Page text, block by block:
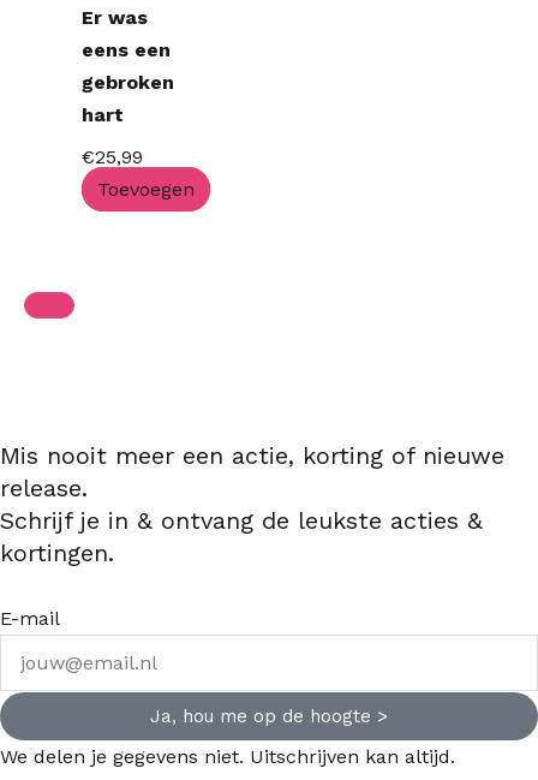
Er was
eens een
gebroken
hart
€25,99
Toevoegen
Mis nooit meer een actie, korting of nieuwe
release.
Schrijf je in & ontvang de leukste acties &
kortingen.
E-mail
Ja, hou me op de hoogte >
We delen je gegevens niet. Uitschrijven kan altijd.